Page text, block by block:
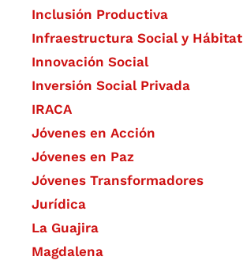
Inclusión Productiva
Infraestructura Social y Hábitat
​Innovación Social
Inversión Social Privada
IRACA
Jóvenes en Acción
Jóvenes en Paz
Jóvenes Transformadores
Jurídica
La Guajira
Magdalena